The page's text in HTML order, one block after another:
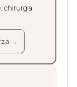
chirurgia
→